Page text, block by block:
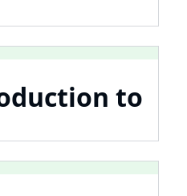
to